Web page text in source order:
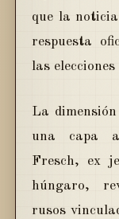
que la
respuesta
las
La
una capa
Fresch, ex
húngaro,
rusos